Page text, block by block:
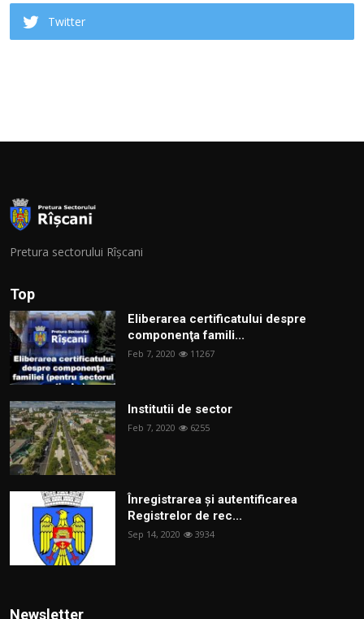
Twitter
Pretura sectorului Rîșcani
Top
Eliberarea certificatului despre
componenţa famili...
Feb 7, 2020 11267
Institutii de sector
Feb 7, 2020 6255
Înregistrarea și autentificarea
Registrelor de rec...
Sep 14, 2020 3934
Newsletter